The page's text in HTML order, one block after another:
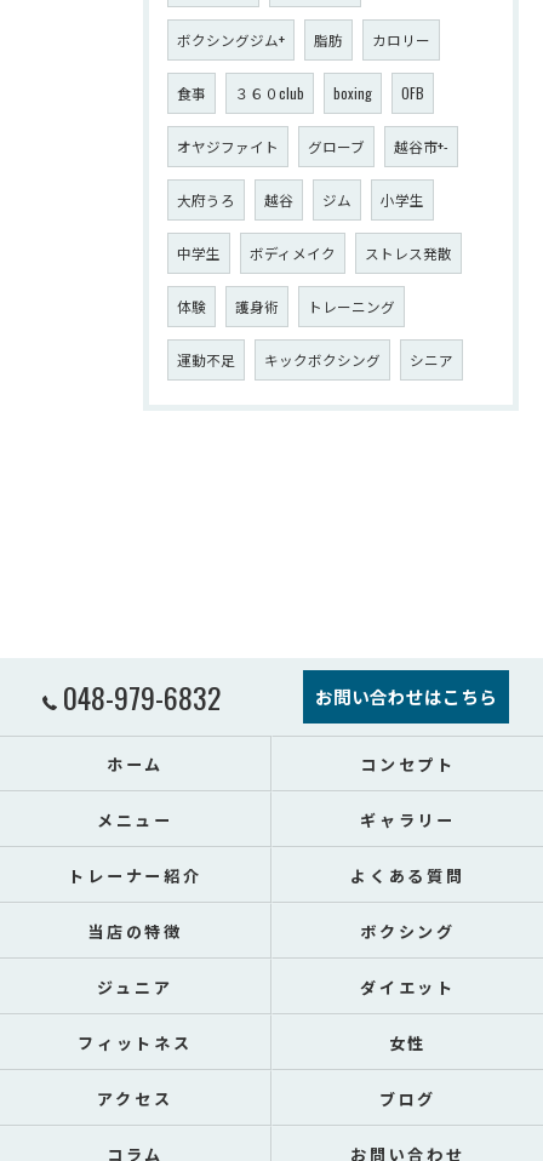
ボクシングジム+ 脂肪 カロリー
食事 ３６０club boxing OFB
オヤジファイト グローブ 越谷市+-
大府うろ 越谷 ジム 小学生
中学生 ボディメイク ストレス発散
体験 護身術 トレーニング
運動不足 キックボクシング シニア
048-979-6832 お問い合わせはこちら
ホーム コンセプト
メニュー ギャラリー
トレーナー紹介 よくある質問
当店の特徴 ボクシング
ジュニア ダイエット
フィットネス 女性
アクセス ブログ
コラム お問い合わせ